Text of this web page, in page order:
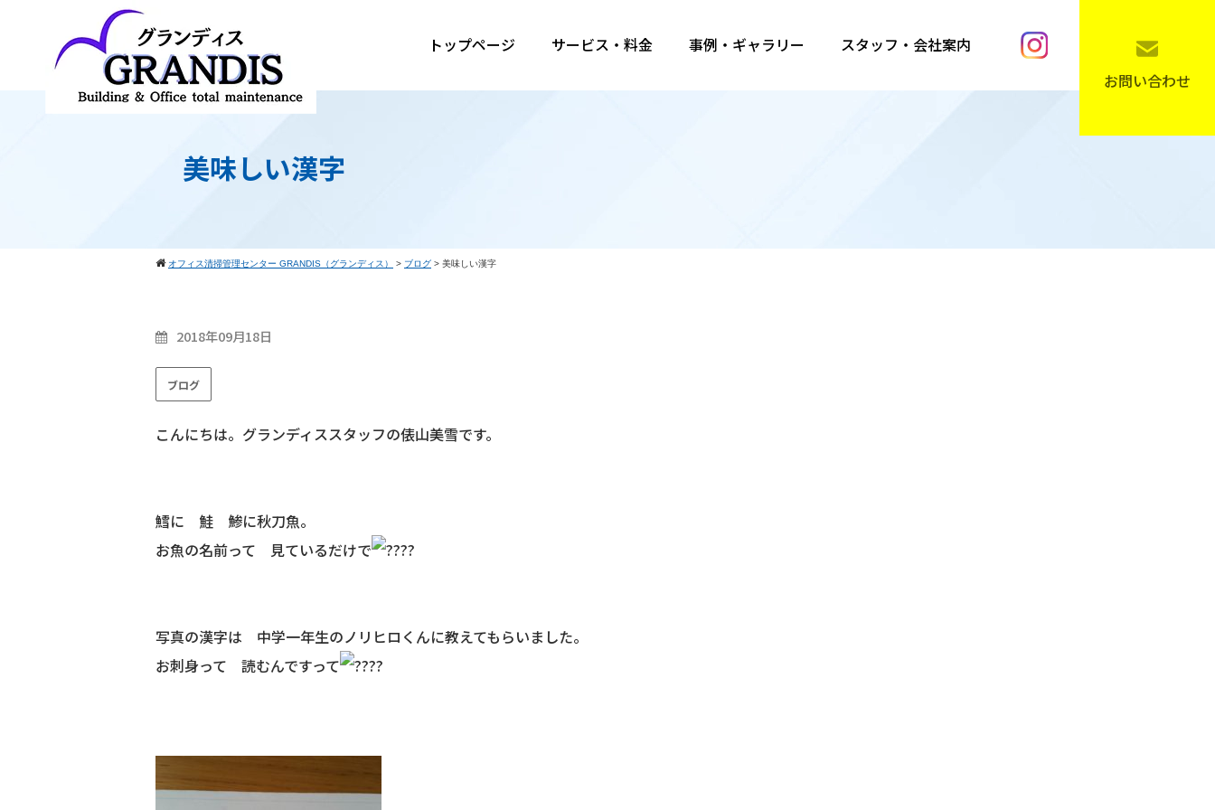
トップページ サービス・料金 事例・ギャラリー
スタッフ・会社案内
お問い合わせ
美味しい漢字
オフィス清掃管理センター GRANDIS（グランディス） > ブログ > 美味しい漢字
2018年09月18日
ブログ
こんにちは。グランディススタッフの俵山美雪です。
鱈に 鮭 鯵に秋刀魚。
お魚の名前って 見ているだけで
写真の漢字は 中学一年生のノリヒロくんに教えてもらいました。
お刺身って 読むんですって